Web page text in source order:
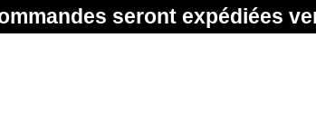
seront expédiées